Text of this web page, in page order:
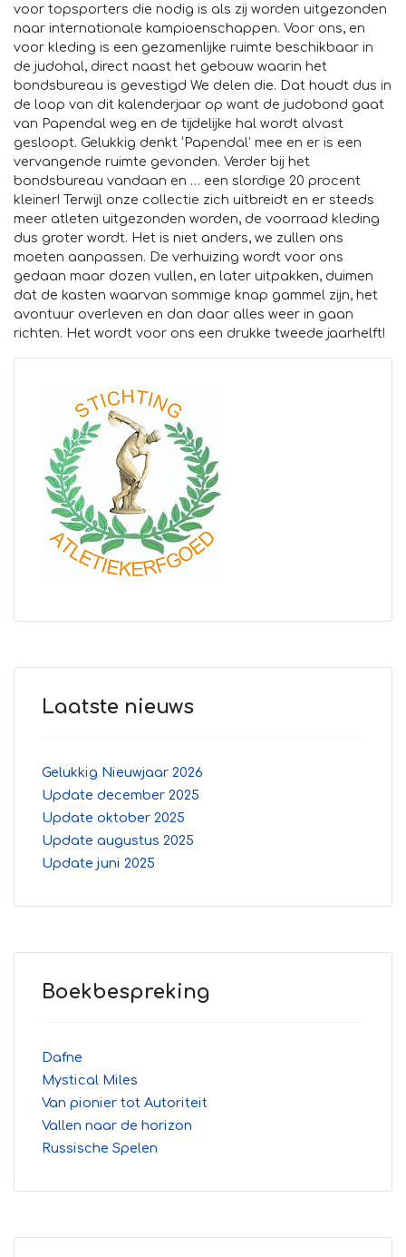
voor topsporters die nodig is als zij worden uitgezonden
naar internationale kampioenschappen. Voor ons, en
voor kleding is een gezamenlijke ruimte beschikbaar in
de judohal, direct naast het gebouw waarin het
bondsbureau is gevestigd We delen die. Dat houdt dus in
de loop van dit kalenderjaar op want de judobond gaat
van Papendal weg en de tijdelijke hal wordt alvast
gesloopt. Gelukkig denkt ‘Papendal’ mee en er is een
vervangende ruimte gevonden. Verder bij het
bondsbureau vandaan en … een slordige 20 procent
kleiner! Terwijl onze collectie zich uitbreidt en er steeds
meer atleten uitgezonden worden, de voorraad kleding
dus groter wordt. Het is niet anders, we zullen ons
moeten aanpassen. De verhuizing wordt voor ons
gedaan maar dozen vullen, en later uitpakken, duimen
dat de kasten waarvan sommige knap gammel zijn, het
avontuur overleven en dan daar alles weer in gaan
richten. Het wordt voor ons een drukke tweede jaarhelft!
Laatste nieuws
Gelukkig Nieuwjaar 2026
Update december 2025
Update oktober 2025
Update augustus 2025
Update juni 2025
Boekbespreking
Dafne
Mystical Miles
Van pionier tot Autoriteit
Vallen naar de horizon
Russische Spelen